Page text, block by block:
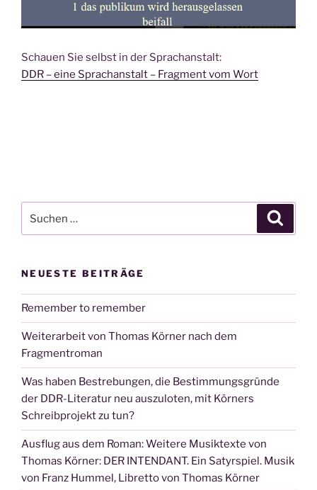
Schauen Sie selbst in der Sprachanstalt:
DDR – eine Sprachanstalt – Fragment vom Wort
nach:
NEUESTE BEITRÄGE
Remember to remember
Weiterarbeit von Thomas Körner nach dem
Fragmentroman
Was haben Bestrebungen, die Bestimmungsgründe
der DDR-Literatur neu auszuloten, mit Körners
Schreibprojekt zu tun?
Ausflug aus dem Roman: Weitere Musiktexte von
Thomas Körner: DER INTENDANT. Ein Satyrspiel. Musik
von Franz Hummel, Libretto von Thomas Körner